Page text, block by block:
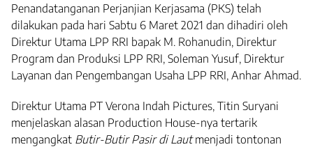
Penandatanganan Perjanjian Kerjasama (PKS) telah
dilakukan pada hari Sabtu 6 Maret 2021 dan dihadiri oleh
Direktur Utama LPP RRI bapak M. Rohanudin, Direktur
Program dan Produksi LPP RRI, Soleman Yusuf, Direktur
Layanan dan Pengembangan Usaha LPP RRI, Anhar Ahmad.
Direktur Utama PT Verona Indah Pictures, Titin Suryani
menjelaskan alasan Production House-nya tertarik
mengangkat Butir-Butir Pasir di Lautmenjadi tontonan